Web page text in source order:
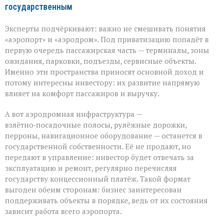
государственным
Эксперты подчёркивают: важно не смешивать понятия
«аэропорт» и «аэродром». Под приватизацию попадёт в
первую очередь пассажирская часть — терминалы, зоны
ожидания, парковки, подъезды, сервисные объекты.
Именно эти пространства приносят основной доход и
потому интересны инвестору: их развитие напрямую
влияет на комфорт пассажиров и выручку.
А вот аэродромная инфраструктура —
взлётно‑посадочные полосы, рулёжные дорожки,
перроны, навигационное оборудование — останется в
государственной собственности. Её не продают, но
передают в управление: инвестор будет отвечать за
эксплуатацию и ремонт, регулярно перечисляя
государству концессионный платёж. Такой формат
выгоден обеим сторонам: бизнес заинтересован
поддерживать объекты в порядке, ведь от их состояния
зависит работа всего аэропорта.